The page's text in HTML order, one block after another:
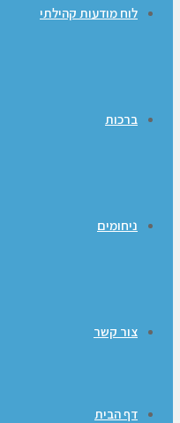
לוח מודעות קהילתי
ברכות
ניחומים
צור קשר
דף הבית